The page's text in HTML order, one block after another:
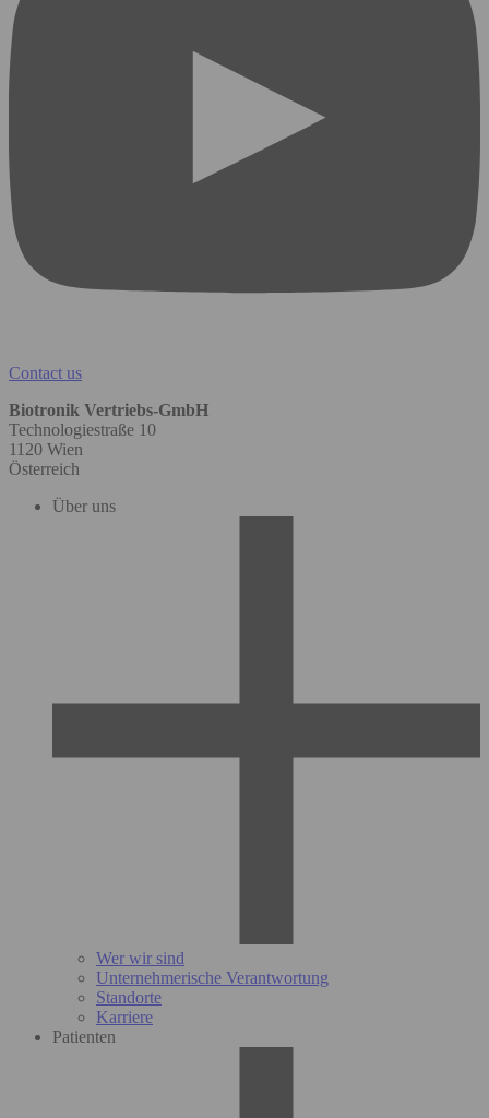
Contact us
Biotronik Vertriebs-GmbH
Technologiestraße 10
1120 Wien
Österreich
Über uns
Wer wir sind
Unternehmerische Verantwortung
Standorte
Karriere
Patienten